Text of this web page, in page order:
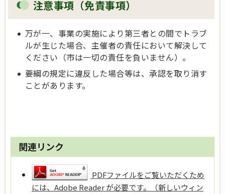
注意事項（免責事項）
万が一、事業の実施により第三者との間でトラブ
ルが生じた場合、主催者の責任において解決して
ください（市は一切の責任を負いません）。
要綱の規定に違反した場合等は、承認を取り消す
ことがあります。
関連リンク
PDFファイルをご覧いただくため
には、Adobe Reader が必要です。（新しいウィン